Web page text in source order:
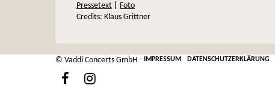
Pressetext
Foto
Credits: Klaus Grittner
© Vaddi Concerts GmbH - IMPRESSUM DATENSCHUTZERKLÄRUNG